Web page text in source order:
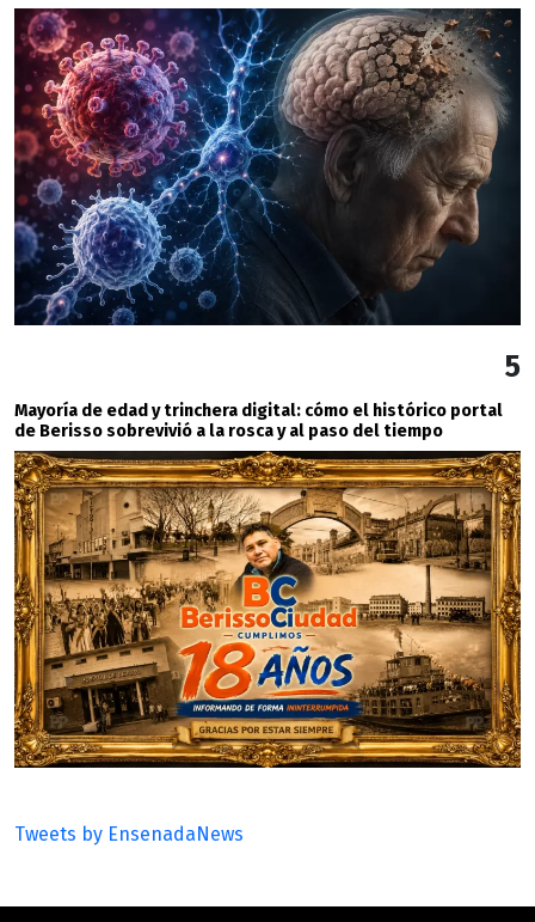
5
Mayoría de edad y trinchera digital: cómo el histórico portal
de Berisso sobrevivió a la rosca y al paso del tiempo
Tweets by EnsenadaNews